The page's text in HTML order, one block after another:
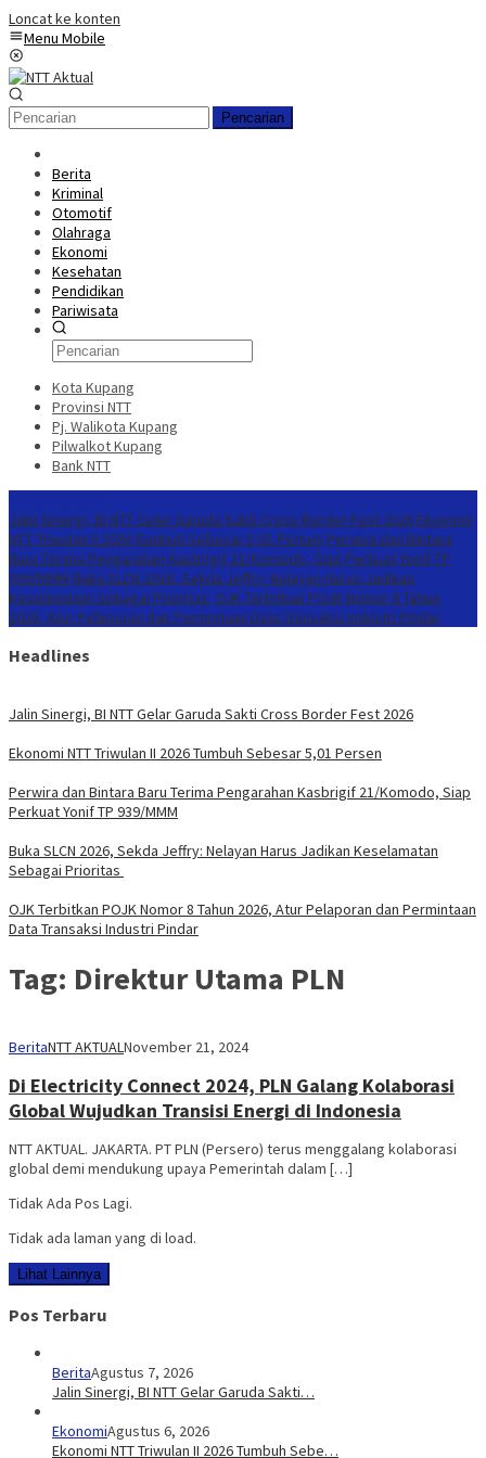
Loncat ke konten
Menu Mobile
Pencarian
Berita
Kriminal
Otomotif
Olahraga
Ekonomi
Kesehatan
Pendidikan
Pariwisata
Kota Kupang
Provinsi NTT
Pj. Walikota Kupang
Pilwalkot Kupang
Bank NTT
Jalin Sinergi, BI NTT Gelar Garuda Sakti Cross Border Fest 2026 Ekonomi
NTT Triwulan II 2026 Tumbuh Sebesar 5,01 Persen Perwira dan Bintara
Baru Terima Pengarahan Kasbrigif 21/Komodo, Siap Perkuat Yonif TP
939/MMM Buka SLCN 2026, Sekda Jeffry: Nelayan Harus Jadikan
Keselamatan Sebagai Prioritas OJK Terbitkan POJK Nomor 8 Tahun
2026, Atur Pelaporan dan Permintaan Data Transaksi Industri Pindar
Headlines
Jalin Sinergi, BI NTT Gelar Garuda Sakti Cross Border Fest 2026
Ekonomi NTT Triwulan II 2026 Tumbuh Sebesar 5,01 Persen
Perwira dan Bintara Baru Terima Pengarahan Kasbrigif 21/Komodo, Siap
Perkuat Yonif TP 939/MMM
Buka SLCN 2026, Sekda Jeffry: Nelayan Harus Jadikan Keselamatan
Sebagai Prioritas
OJK Terbitkan POJK Nomor 8 Tahun 2026, Atur Pelaporan dan Permintaan
Data Transaksi Industri Pindar
Tag: Direktur Utama PLN
BeritaNTT AKTUALNovember 21, 2024
Di Electricity Connect 2024, PLN Galang Kolaborasi
Global Wujudkan Transisi Energi di Indonesia
NTT AKTUAL. JAKARTA. PT PLN (Persero) terus menggalang kolaborasi
global demi mendukung upaya Pemerintah dalam […]
Tidak Ada Pos Lagi.
Tidak ada laman yang di load.
Lihat Lainnya
Pos Terbaru
BeritaAgustus 7, 2026
Jalin Sinergi, BI NTT Gelar Garuda Sakti…
EkonomiAgustus 6, 2026
Ekonomi NTT Triwulan II 2026 Tumbuh Sebe…